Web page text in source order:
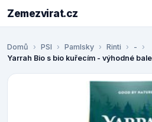
Zemezvirat.cz
Domů PSI Pamlsky Rinti
-
Yarrah Bio s bio kuřecím - výhodné